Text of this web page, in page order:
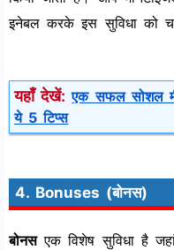
इनेबल करके इस सुविधा को
यहाँ देखें: एक सफल सोशल
ये 5 टिप्स
4. Bonuses (बोनस)
बोनसएक विशेष सुविधा है